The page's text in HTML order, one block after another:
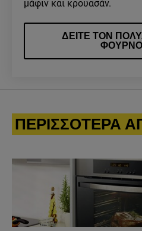
μάφιν και κρουασάν.
ΔΕΙΤΕ ΤΟΝ
ΦΟΥΡΝΟ
ΠΕΡΙΣΣΟΤΕΡΑ